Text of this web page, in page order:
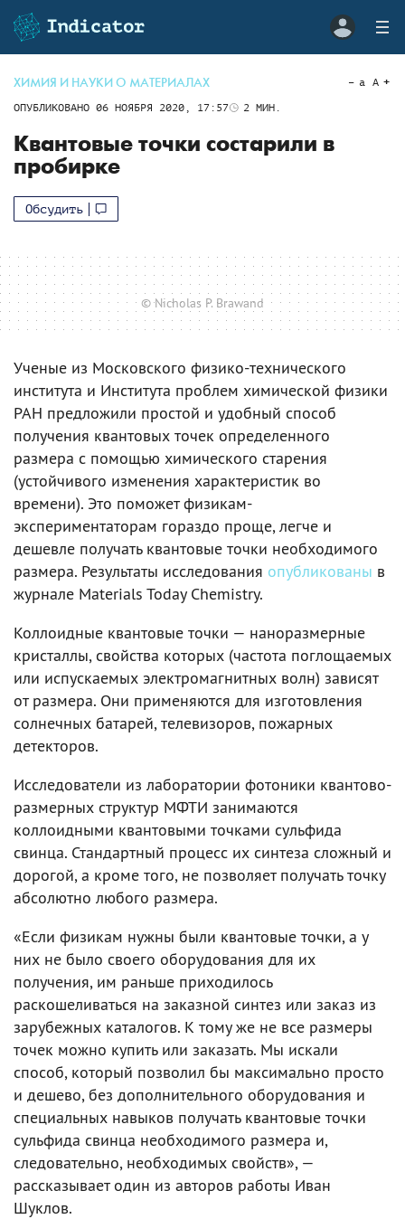
ХИМИЯ И НАУКИ О МАТЕРИАЛАХ
ОПУБЛИКОВАНО 06 НОЯБРЯ 2020, 17:57 2 МИН.
a A
Квантовые точки состарили в
пробирке
Обсудить
© Nicholas P. Brawand
Ученые из Московского физико-технического
института и Института проблем химической физики
РАН предложили простой и удобный способ
получения квантовых точек определенного
размера с помощью химического старения
(устойчивого изменения характеристик во
времени). Это поможет физикам-
экспериментаторам гораздо проще, легче и
дешевле получать квантовые точки необходимого
размера. Результаты исследования опубликованы в
журнале Materials Today Chemistry.
Коллоидные квантовые точки — наноразмерные
кристаллы, свойства которых (частота поглощаемых
или испускаемых электромагнитных волн) зависят
от размера. Они применяются для изготовления
солнечных батарей, телевизоров, пожарных
детекторов.
Исследователи из лаборатории фотоники квантово-
размерных структур МФТИ занимаются
коллоидными квантовыми точками сульфида
свинца. Стандартный процесс их синтеза сложный и
дорогой, а кроме того, не позволяет получать точку
абсолютно любого размера.
«Если физикам нужны были квантовые точки, а у
них не было своего оборудования для их
получения, им раньше приходилось
раскошеливаться на заказной синтез или заказ из
зарубежных каталогов. К тому же не все размеры
точек можно купить или заказать. Мы искали
способ, который позволил бы максимально просто
и дешево, без дополнительного оборудования и
специальных навыков получать квантовые точки
сульфида свинца необходимого размера и,
следовательно, необходимых свойств», —
рассказывает один из авторов работы Иван
Шуклов.